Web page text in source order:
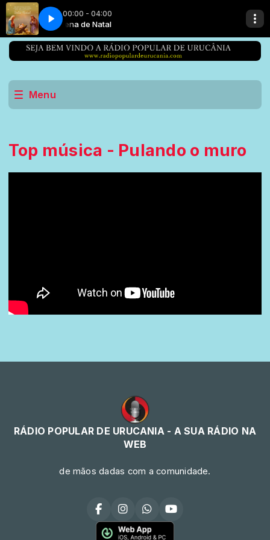
00:00 - 04:00
Novena de Natal
Menu
Top música - Pulando o muro
RÁDIO POPULAR DE URUCANIA - A SUA RÁDIO NA
WEB
de mãos dadas com a comunidade.